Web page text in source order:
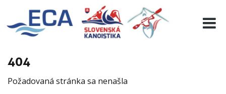
404
Požadovaná stránka sa nenašla
EURO 19
INFO
RESULTS